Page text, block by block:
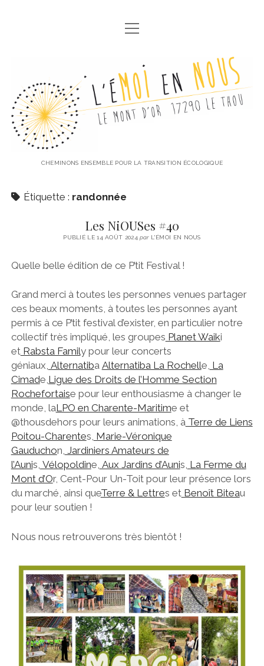
ACCUEIL
RETOUR À LA TERRE FERME
RACINES
DÉBAT CONFÉRENCE
CONCERT AU JARDIN
CINÉ DE PLEIN AIR
COMMUNICATION
COLLECTIF
A TÉLÉCHARGER
facebook
email OUAAA
ouvrir
menu
L'éMoi
en
Nous
CHEMINONS ENSEMBLE POUR LA TRANSITION ÉCOLOGIQUE
Étiquette : randonnée
Les NiOUSes #40
PUBLIÉ LE 14 AOÛT 2024parL'ÉMOI EN NOUS
Quelle belle édition de ce P’tit Festival !
Grand merci à toutes les personnes venues partager
ces beaux moments, à toutes les personnes ayant
permis à ce P’tit festival d’exister, en particulier notre
collectif très impliqué, les groupes Planet Waiki
etRabsta Family pour leur concerts
géniaux, Alternatiba Alternatiba La Rochelle, La
Cimade,Ligue des Droits de l’Homme Section
Rochefortaise pour leur enthousiasme à changer le
monde, laLPO en Charente-Maritime et
@thousdehors pour leurs animations, àTerre de Liens
Poitou-Charentes, Marie-Véronique
Gauduchon, Jardiniers Amateurs de
l’Aunis, Vélopoldine, Aux Jardins d’Aunis, La Ferme du
Mont d’Or, Cent-Pour Un-Toit pour leur présence lors
du marché, ainsi queTerre & Lettres etBenoît Biteau
pour leur soutien !
Nous nous retrouverons très bientôt !